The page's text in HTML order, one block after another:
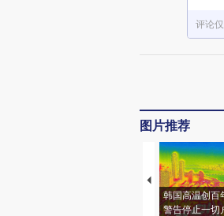
评论
图片推荐
韩国高温创百
警告停止一切